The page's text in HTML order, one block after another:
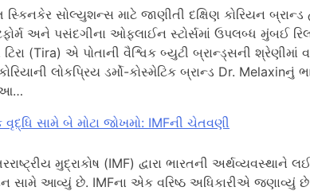
સ્કિનકેર સોલ્યુશન્સ માટે જાણીતી દક્ષિણ કોરિયન બ્રાન્ડ
અને પસંદગીના ઓફલાઈન સ્ટોર્સમાં ઉપલબ્ધ મુંબઈ
(Tira) એ પોતાની વૈશ્વિક બ્યુટી બ્રાન્ડ્સની
લોકપ્રિય ડર્મો-કોસ્મેટિક બ્રાન્ડ Dr. Melaxinનું
આ…
વૃદ્ધિ સામે બે મોટા જોખમો: IMFની ચેતવણી
મુદ્રાકોષ (IMF) દ્વારા ભારતની અર્થવ્યવસ્થાને
સામે આવ્યું છે. IMFના એક વરિષ્ઠ અધિકારીએ જણાવ્યું